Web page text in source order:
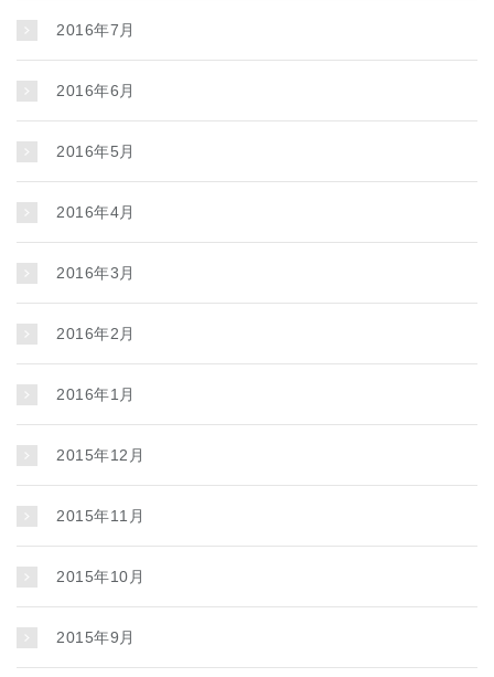
2016年7月
2016年6月
2016年5月
2016年4月
2016年3月
2016年2月
2016年1月
2015年12月
2015年11月
2015年10月
2015年9月